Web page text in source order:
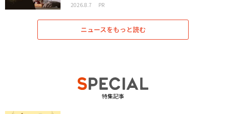
2026.8.7 PR
ニュースをもっと読む
特集記事